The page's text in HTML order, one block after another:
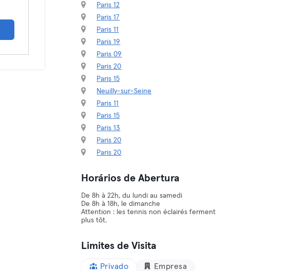
Paris 12
Paris 17
Paris 11
Paris 19
Paris 09
Paris 20
Paris 15
Neuilly-sur-Seine
Paris 11
Paris 15
Paris 13
Paris 20
Paris 20
Horários de Abertura
De 8h à 22h, du lundi au samedi
De 8h à 18h, le dimanche
Attention : les tennis non éclairés ferment
plus tôt.
Limites de Visita
Privado Empresa